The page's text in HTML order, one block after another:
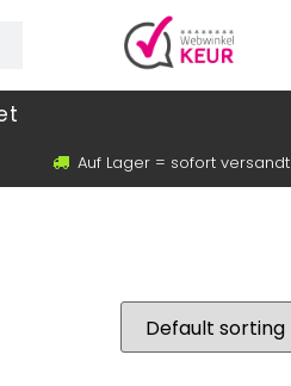
Auf Lager = sofort versandt